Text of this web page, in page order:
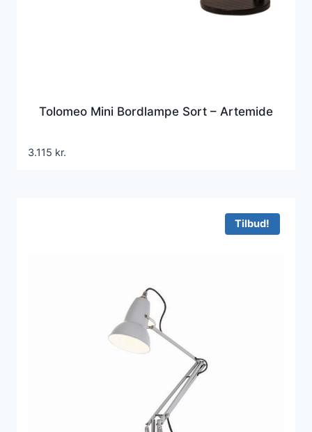
Tolomeo Mini Bordlampe Sort – Artemide
3.115 kr.
Tilbud!